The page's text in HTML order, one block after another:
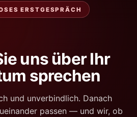
ERSTGESPRÄCH
uns über Ihr
sprechen
und unverbindlich. Danach
passen — und wir, ob